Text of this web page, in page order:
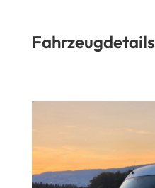
Fahrzeugdetails